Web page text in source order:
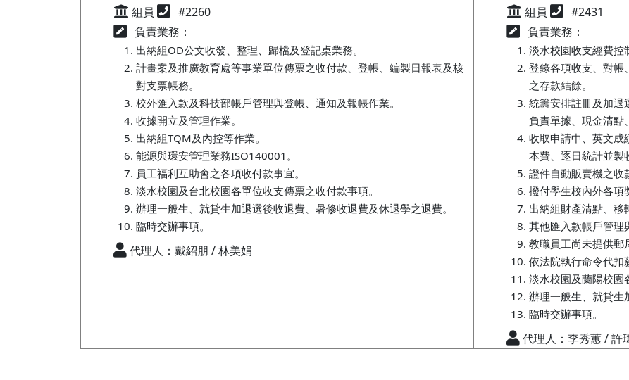
組員
#2260
負責業務：
出納組OD公文收發、整理、歸檔及登記桌業務。
計畫案及推廣教育處等事業單位傳票之收付款、登帳、編製日報表及核
對支票帳務。
校外匯入款及科技部帳戶管理與登帳、通知及報帳作業。
收據開立及管理作業。
出納組TQM及內控等作業。
能源與環安管理業務ISO140001。
員工福利互助會之各項收付款事宜。
淡水校園及台北校園各單位收支傳票之收付款事項。
辦理一般生、就貸生加退選後收退費、暑修收退費及休退學之退費。
臨時交辦事項。
代理人：戴紹朋 / 林美娟
組員
#2431
負責業務：
淡水校園收支經費控
登錄各項收支、對帳
之存款結餘。
統籌安排註冊及加退
負責單據、現金清點
收取申請中、英文成
本費、逐日統計並製
證件自動販賣機之收
撥付學生校內外各項
出納組財產清點、移
其他匯入款帳戶管理
教職員工尚未提供郵
依法院執行命令代扣
淡水校園及蘭陽校園
辦理一般生、就貸生
臨時交辦事項。
代理人：李秀蕙 / 許